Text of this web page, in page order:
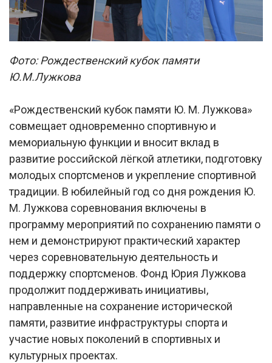
Фото: Рождественский кубок памяти
Ю.М.Лужкова
«Рождественский кубок памяти Ю. М. Лужкова»
совмещает одновременно спортивную и
мемориальную функции и вносит вклад в
развитие российской лёгкой атлетики, подготовку
молодых спортсменов и укрепление спортивной
традиции. В юбилейный год со дня рождения Ю.
М. Лужкова соревнования включены в
программу мероприятий по сохранению памяти о
нем и демонстрируют практический характер
через соревновательную деятельность и
поддержку спортсменов. Фонд Юрия Лужкова
продолжит поддерживать инициативы,
направленные на сохранение исторической
памяти, развитие инфраструктуры спорта и
участие новых поколений в спортивных и
культурных проектах.